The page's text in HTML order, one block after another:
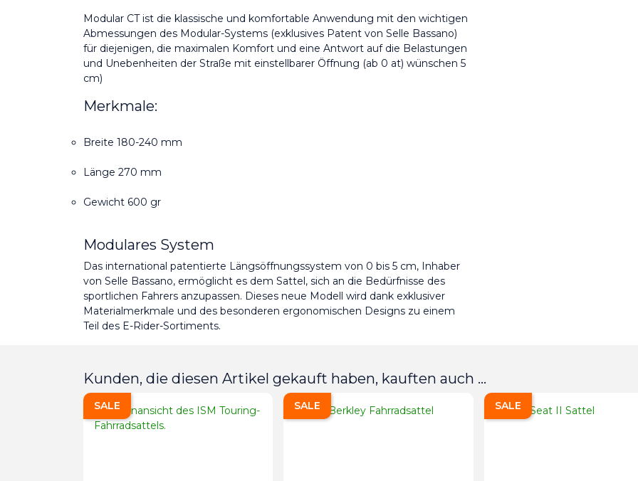
Modular CT ist die klassische und komfortable Anwendung mit den wichtigen
Abmessungen des Modular-Systems (exklusives Patent von Selle Bassano)
für diejenigen, die maximalen Komfort und eine Antwort auf die Belastungen
und Unebenheiten der Straße mit einstellbarer Öffnung (ab 0 at) wünschen 5
cm)
Merkmale:
Breite 180-240 mm
Länge 270 mm
Gewicht 600 gr
Modulares System
Das international patentierte Längsöffnungssystem von 0 bis 5 cm, Inhaber
von Selle Bassano, ermöglicht es dem Sattel, sich an die Bedürfnisse des
sportlichen Fahrers anzupassen. Dieses neue Modell wird dank exklusiver
Materialmerkmale und des besonderen ergonomischen Designs zu einem
Teil des E-Rider-Sortiments.
Kunden, die diesen Artikel gekauft haben, kauften auch ...
SALE SALE SALE